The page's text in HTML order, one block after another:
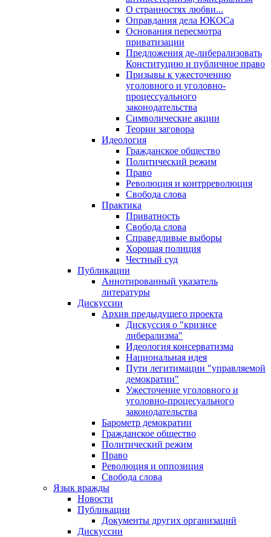
О странностях любви...
Оправдания дела ЮКОСа
Основания пересмотра
приватизации
Предложения де-либерализовать
Конституцию и публичное право
Призывы к ужесточению
уголовного и уголовно-
процессуального
законодательства
Символические акции
Теории заговора
Идеология
Гражданское общество
Политический режим
Право
Революция и контрреволюция
Свобода слова
Практика
Приватность
Свобода слова
Справедливые выборы
Хорошая полиция
Честный суд
Публикации
Аннотированный указатель
литературы
Дискуссии
Архив предыдущего проекта
Дискуссия о "кризисе
либерализма"
Идеология консерватизма
Национальная идея
Пути легитимации "управляемой
демократии"
Ужесточение уголовного и
уголовно-процесуального
законодательства
Барометр демократии
Гражданское общество
Политический режим
Право
Революция и оппозиция
Свобода слова
Язык вражды
Новости
Публикации
Документы других организаций
Дискуссии